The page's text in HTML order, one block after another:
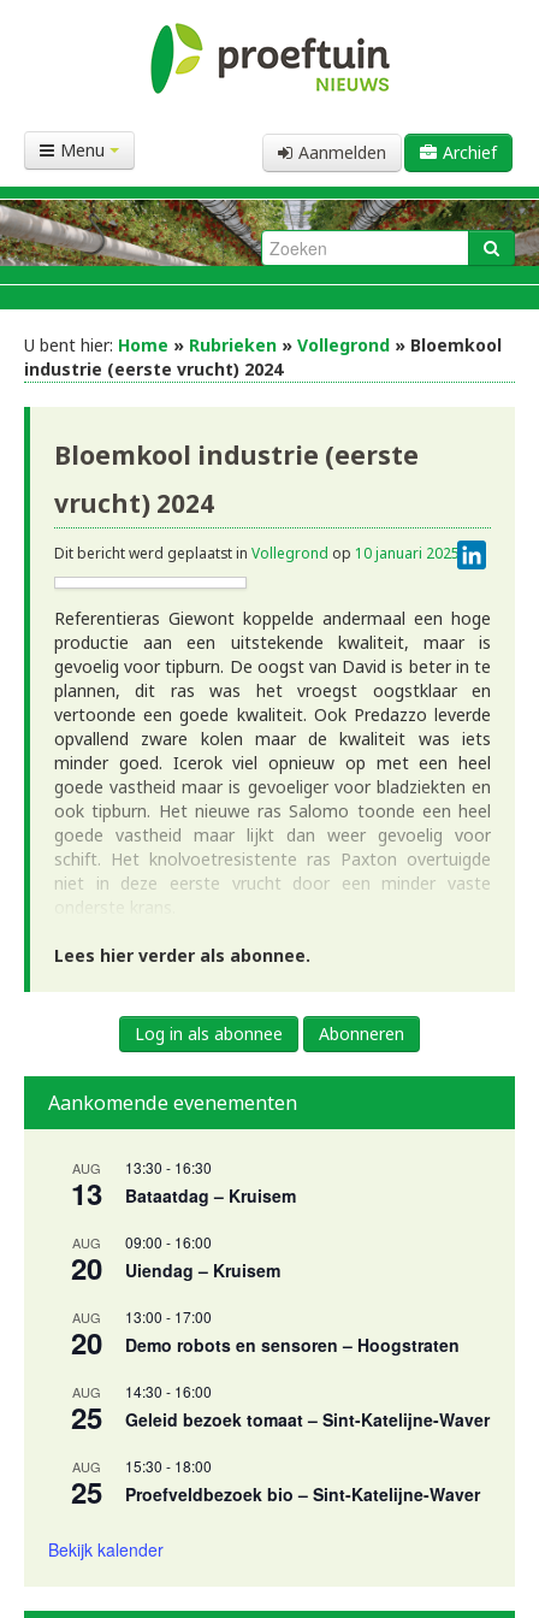
Aanmelden Archief
Menu
U bent hier: Home » Rubrieken » Vollegrond » Bloemkool
industrie (eerste vrucht) 2024
Bloemkool industrie (eerste
vrucht) 2024
Dit bericht werd geplaatst in Vollegrond op 10 januari 2025 .
Referentieras Giewont koppelde andermaal een hoge
productie aan een uitstekende kwaliteit, maar is
gevoelig voor tipburn. De oogst van David is beter in te
plannen, dit ras was het vroegst oogstklaar en
vertoonde een goede kwaliteit. Ook Predazzo leverde
opvallend zware kolen maar de kwaliteit was iets
minder goed. Icerok viel opnieuw op met een heel
goede vastheid maar is gevoeliger voor bladziekten en
ook tipburn. Het nieuwe ras Salomo toonde een heel
goede vastheid maar lijkt dan weer gevoelig voor
schift. Het knolvoetresistente ras Paxton overtuigde
niet in deze eerste vrucht door een minder vaste
Lees hier verder als abonnee.
Log in als abonnee Abonneren
Aankomende evenementen
AUG
13
13:30 - 16:30
Bataatdag – Kruisem
AUG
20
09:00 - 16:00
Uiendag – Kruisem
AUG
20
13:00 - 17:00
Demo robots en sensoren – Hoogstraten
AUG
25
14:30 - 16:00
Geleid bezoek tomaat – Sint-Katelijne-Waver
AUG
25
15:30 - 18:00
Proefveldbezoek bio – Sint-Katelijne-Waver
Bekijk kalender